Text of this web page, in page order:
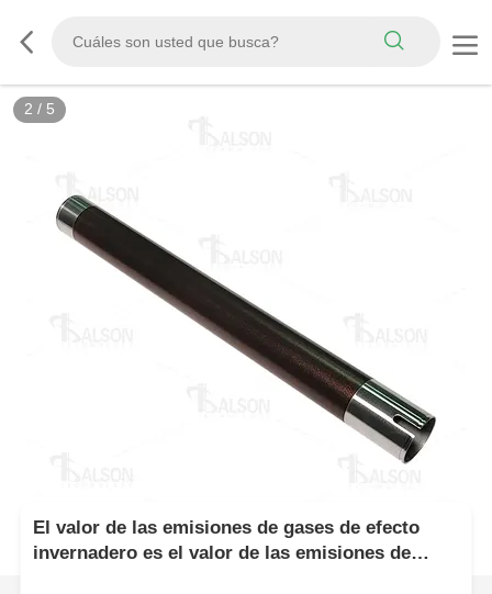
2 / 5
El valor de las emisiones de gases de efecto
invernadero es el valor de las emisiones de